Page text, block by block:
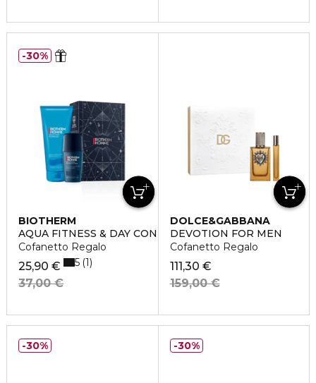
BIOTHERM
AQUA FITNESS & DAY CONTROL DUO
Cofanetto Regalo
25,90 €
37,00 €
5 1
30%
DOLCE&GABBANA
DEVOTION FOR MEN
Cofanetto Regalo
111,30 €
159,00 €
30% 30%